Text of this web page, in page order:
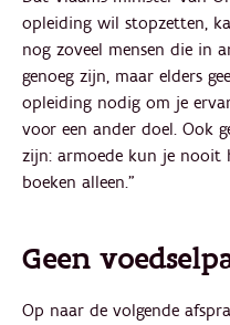
opleiding wil stopzetten,
nog zoveel mensen die in
genoeg zijn, maar elders
opleiding nodig om je
voor een ander doel. Ook
zijn: armoede kun je nooit
boeken alleen."
Geen
Op naar de volgende